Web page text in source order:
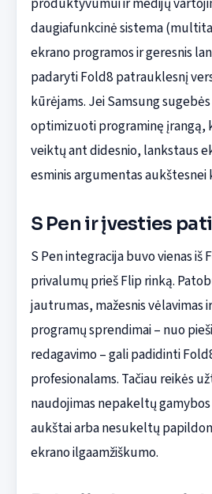
daugiafunkcinė sistema
ekrano programos ir geresnis
padaryti Fold8 patrauklesnį
kūrėjams. Jei Samsung
optimizuoti programinę įrangą,
veiktų ant didesnio, lankstaus
esminis argumentas aukštesnei
S Pen ir įvesties
S Pen integracija buvo vienas iš
privalumų prieš Flip rinką.
jautrumas, mažesnis vėlavimas
programų sprendimai – nuo
redagavimo – gali padidinti
profesionalams. Tačiau reikės
naudojimas nepakeltų
aukštai arba nesukeltų
ekrano ilgaamžiškumo.